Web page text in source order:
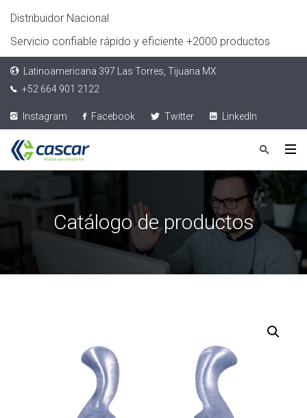
Distribuidor Nacional
Servicio confiable rápido y eficiente +2000 productos
Latinoamericana 397 Las Torres, Tijuana MX
+52 664 901 2122
Instagram Facebook Twitter LinkedIn
Catálogo de productos